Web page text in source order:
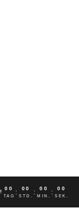
00
TAG
: 00
STD.
: 00
MIN.
: 00
SEK.